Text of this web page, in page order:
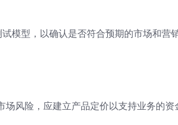
模型，以确认是否符合预期的市场和营
风险，应建立产品定价以支持业务的资